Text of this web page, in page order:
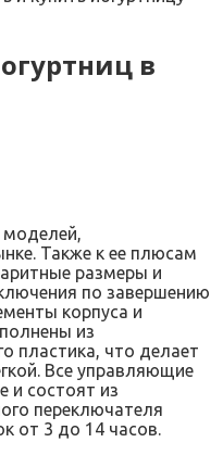
в
Также к ее плюсам
размеры и
по завершению
корпуса и
из
пластика, что делает
Все управляющие
и состоят из
переключателя
от 3 до 14 часов.